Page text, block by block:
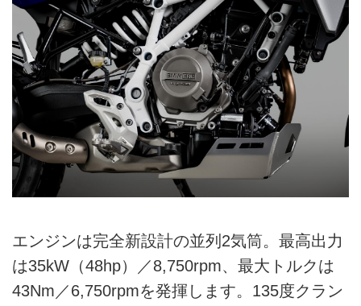
エンジンは完全新設計の並列2気筒。最高出力
は35kW（48hp）／8,750rpm、最大トルクは
43Nm／6,750rpmを発揮します。135度クラン